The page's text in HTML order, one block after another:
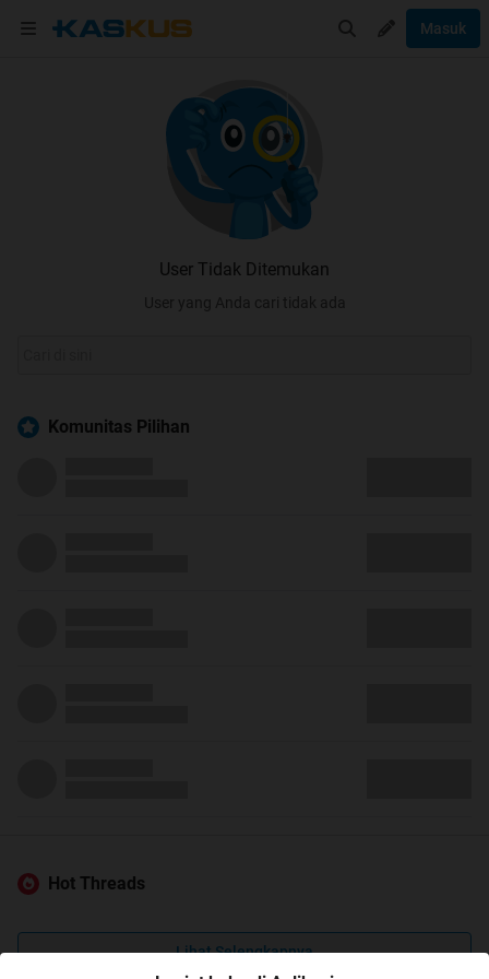
Masuk
User Tidak Ditemukan
User yang Anda cari tidak ada
Komunitas Pilihan
Hot Threads
Lihat Selengkapnya